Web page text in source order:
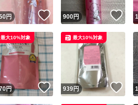
！
円 いいね！
900円 い
！
円 いいね！
最大10%対象
939円 い
最大10%対象